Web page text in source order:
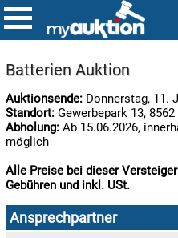
07.08:
Batterien Auktion
Auktionsende: Donnerstag, 11.
Standort: Gewerbepark 13,
Abholung: Ab 15.06.2026,
möglich
Alle Preise bei dieser
Gebühren und inkl. USt.
Ansprechpartner